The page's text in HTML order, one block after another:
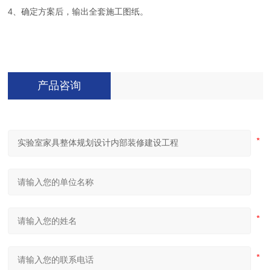
4、确定方案后，输出全套施工图纸。
产品咨询